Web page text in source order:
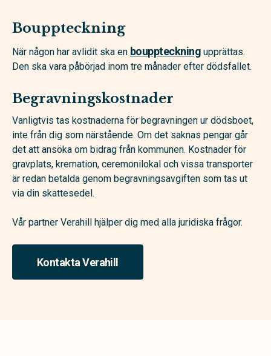
Bouppteckning
När någon har avlidit ska en boupp­teckningupprättas.
Den ska vara påbörjad inom tre månader efter dödsfallet.
Begravningskostnader
Vanligtvis tas kostnaderna för begravningen ur dödsboet,
inte från dig som närstående. Om det saknas pengar går
det att ansöka om bidrag från kommunen. Kostnader för
gravplats, kremation, ceremonilokal och vissa transporter
är redan betalda genom begravningsavgiften som tas ut
via din skattesedel.
Vår partner Verahill hjälper dig med alla juridiska frågor.
Kontakta Verahill